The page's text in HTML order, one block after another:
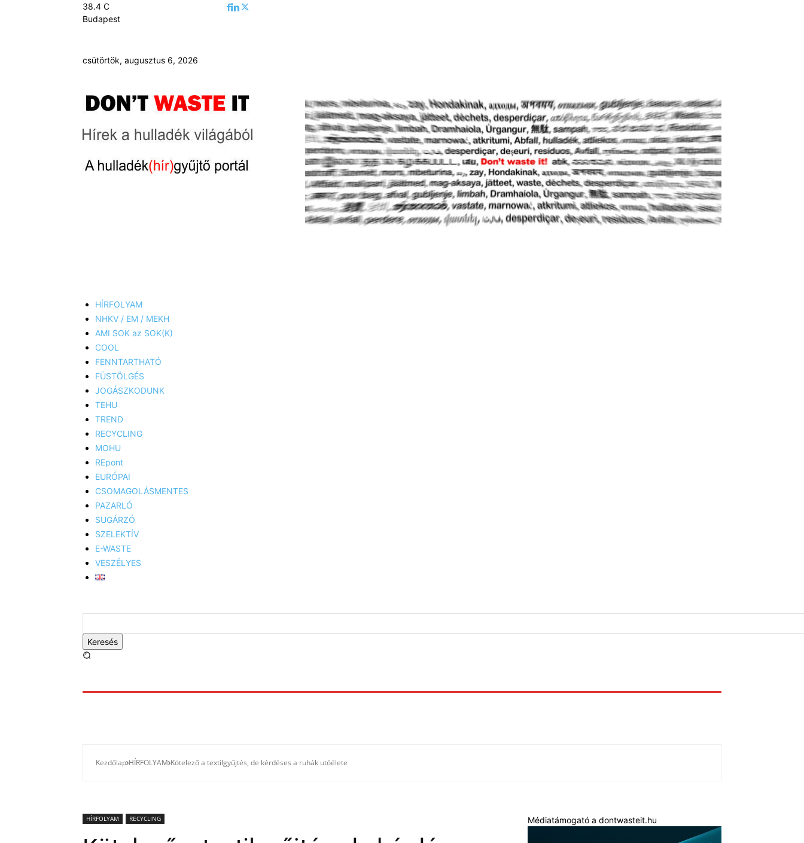
38.4 C
Budapest
csütörtök, augusztus 6, 2026
HÍRFOLYAM
NHKV / EM / MEKH
AMI SOK az SOK(K)
COOL
FENNTARTHATÓ
FÜSTÖLGÉS
JOGÁSZKODUNK
TEHU
TREND
RECYCLING
MOHU
REpont
EURÓPAI
CSOMAGOLÁSMENTES
PAZARLÓ
SUGÁRZÓ
SZELEKTÍV
E-WASTE
VESZÉLYES
Keresés
Kezdőlap HÍRFOLYAM Kötelező a textilgyűjtés, de kérdéses a ruhák utóélete
HÍRFOLYAM RECYCLING Médiatámogató a dontwasteit.hu